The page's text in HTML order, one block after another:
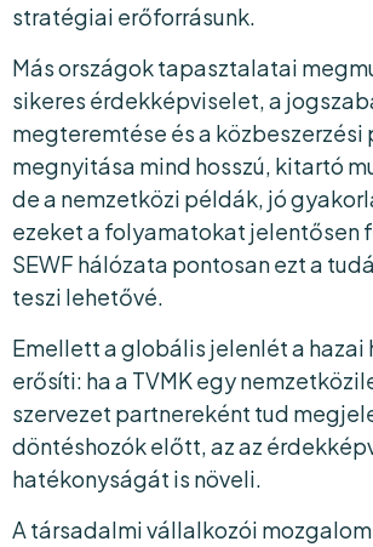
stratégiai erőforrásunk.
Más országok tapasztalatai
sikeres érdekképviselet, a
megteremtése és a közbeszerzési
megnyitása mind hosszú, kitartó
de a nemzetközi példák, jó
ezeket a folyamatokat jelentősen
SEWF hálózata pontosan ezt a
teszi lehetővé.
Emellett a globális jelenlét a hazai
erősíti: ha a TVMK egy
szervezet partnereként tud
döntéshozók előtt, az az
hatékonyságát is növeli.
A társadalmi vállalkozói